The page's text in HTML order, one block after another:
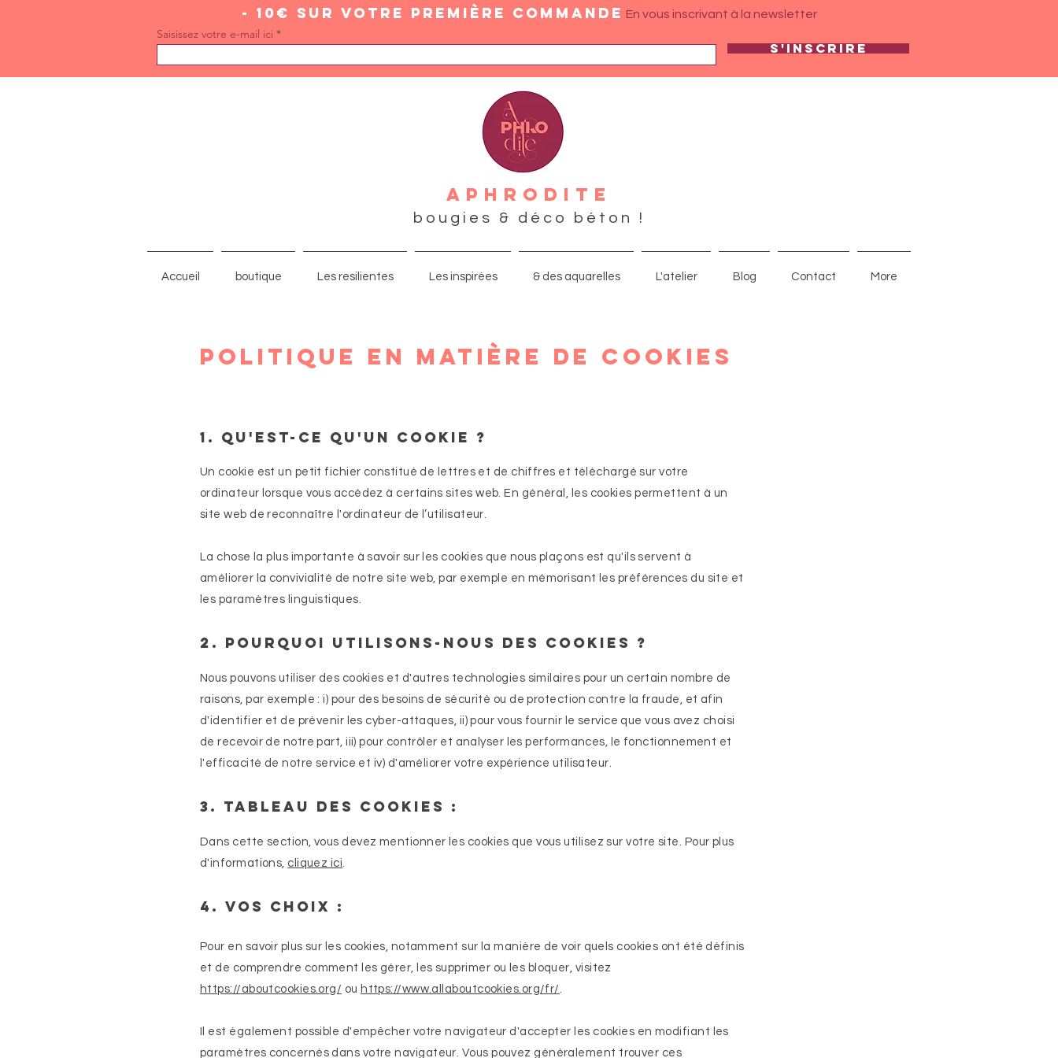
- 10€ sur votre première commande En vous inscrivant à la newsletter
Saisissez votre e-mail ici
S'inscrire
APHRODITE
bougies & déco béton !
Accueil boutique Les resilientes Les inspirées & des aquarelles L'atelier Blog Contact More
Politique en matière de cookies
1. Qu'est-ce qu'un cookie ?
Un cookie est un petit fichier constitué de lettres et de chiffres et téléchargé sur votre
ordinateur lorsque vous accédez à certains sites web. En général, les cookies permettent à un
site web de reconnaître l'ordinateur de l’utilisateur.
La chose la plus importante à savoir sur les cookies que nous plaçons est qu'ils servent à
améliorer la convivialité de notre site web, par exemple en mémorisant les préférences du site et
les paramètres linguistiques.
2. Pourquoi utilisons-nous des cookies ?
Nous pouvons utiliser des cookies et d'autres technologies similaires pour un certain nombre de
raisons, par exemple : i) pour des besoins de sécurité ou de protection contre la fraude, et afin
d'identifier et de prévenir les cyber-attaques, ii) pour vous fournir le service que vous avez choisi
de recevoir de notre part, iii) pour contrôler et analyser les performances, le fonctionnement et
l'efficacité de notre service et iv) d'améliorer votre expérience utilisateur.
3. Tableau des cookies :
Dans cette section, vous devez mentionner les cookies que vous utilisez sur votre site. Pour plus
d'informations, cliquez ici.
4. Vos choix :
Pour en savoir plus sur les cookies, notamment sur la manière de voir quels cookies ont été définis
et de comprendre comment les gérer, les supprimer ou les bloquer, visitez
https://aboutcookies.org/ ou https://www.allaboutcookies.org/fr/.
Il est également possible d'empêcher votre navigateur d'accepter les cookies en modifiant les
paramètres concernés dans votre navigateur. Vous pouvez généralement trouver ces